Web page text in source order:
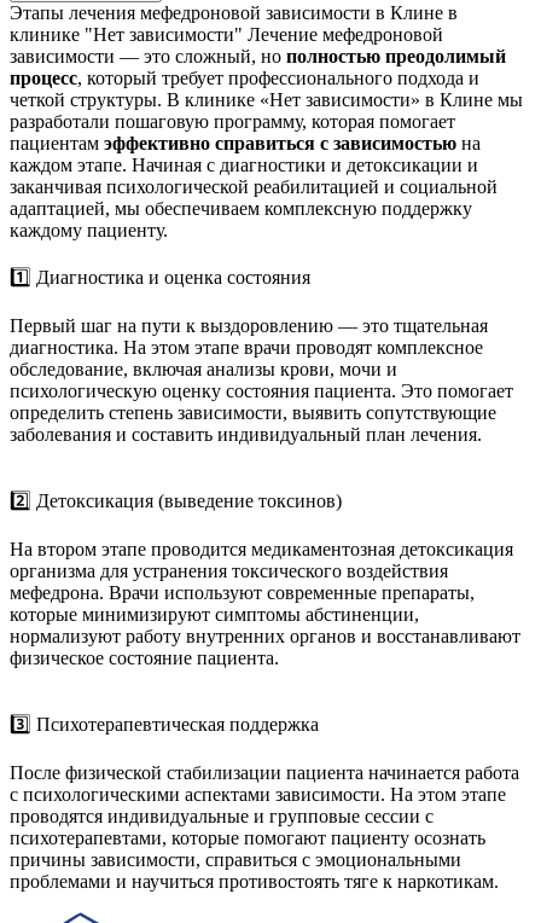
Этапы лечения мефедроновой зависимости в Клине в
клинике "Нет зависимости" Лечение мефедроновой
зависимости — это сложный, но полностью преодолимый
процесс, который требует профессионального подхода и
четкой структуры. В клинике «Нет зависимости» в Клине мы
разработали пошаговую программу, которая помогает
пациентам эффективно справиться с зависимостью на
каждом этапе. Начиная с диагностики и детоксикации и
заканчивая психологической реабилитацией и социальной
адаптацией, мы обеспечиваем комплексную поддержку
каждому пациенту.
1️⃣ Диагностика и оценка состояния
Первый шаг на пути к выздоровлению — это тщательная
диагностика. На этом этапе врачи проводят комплексное
обследование, включая анализы крови, мочи и
психологическую оценку состояния пациента. Это помогает
определить степень зависимости, выявить сопутствующие
заболевания и составить индивидуальный план лечения.
2️⃣ Детоксикация (выведение токсинов)
На втором этапе проводится медикаментозная детоксикация
организма для устранения токсического воздействия
мефедрона. Врачи используют современные препараты,
которые минимизируют симптомы абстиненции,
нормализуют работу внутренних органов и восстанавливают
физическое состояние пациента.
3️⃣ Психотерапевтическая поддержка
После физической стабилизации пациента начинается работа
с психологическими аспектами зависимости. На этом этапе
проводятся индивидуальные и групповые сессии с
психотерапевтами, которые помогают пациенту осознать
причины зависимости, справиться с эмоциональными
проблемами и научиться противостоять тяге к наркотикам.